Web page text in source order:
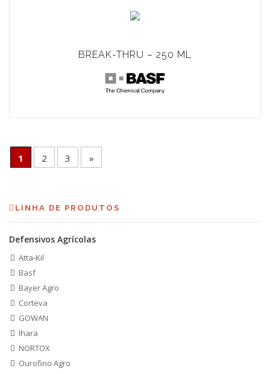
BREAK-THRU – 250 ML
1 2 3 »
LINHA DE PRODUTOS
Defensivos Agrícolas
Atta-Kil
Basf
Bayer Agro
Corteva
GOWAN
Ihara
NORTOX
Ourofino Agro